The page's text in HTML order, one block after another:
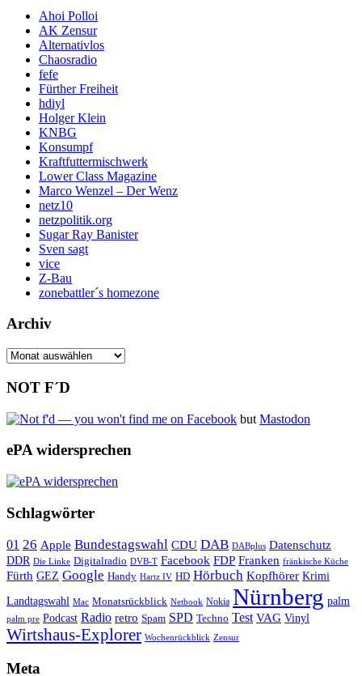
Ahoi Polloi
AK Zensur
Alternativlos
Chaosradio
fefe
Fürther Freiheit
hdiyl
Holger Klein
KNBG
Konsumpf
Kraftfuttermischwerk
Lower Class Magazine
Marco Wenzel – Der Wenz
netz10
netzpolitik.org
Sugar Ray Banister
Sven sagt
vice
Z-Bau
zonebattler´s homezone
Archiv
Archiv
NOT F´D
but Mastodon
ePA widersprechen
Schlagwörter
01 26 Apple Bundestagswahl CDU DAB DABplus Datenschutz
DDR Die Linke Digitalradio DVB-T Facebook FDP Franken fränkische Küche
Fürth GEZ Google Handy Hartz IV HD Hörbuch Kopfhörer Krimi
Landtagswahl Mac Monatsrückblick Netbook Nokia Nürnberg palm
palm pre Podcast Radio retro Spam SPD Techno Test VAG Vinyl
Wirtshaus-Explorer Wochenrückblick Zensur
Meta